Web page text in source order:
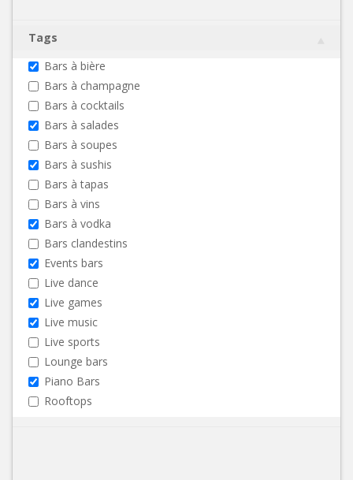
Tags
Bars à bière
Bars à champagne
Bars à cocktails
Bars à salades
Bars à soupes
Bars à sushis
Bars à tapas
Bars à vins
Bars à vodka
Bars clandestins
Events bars
Live dance
Live games
Live music
Live sports
Lounge bars
Piano Bars
Rooftops